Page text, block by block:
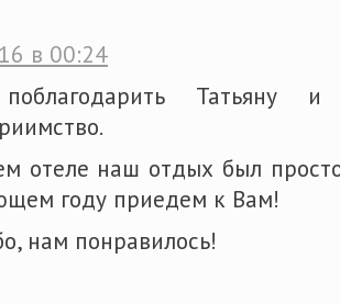
в 00:24
Татьяну
отеле наш отдых был
году приедем к Вам!
нам понравилось!